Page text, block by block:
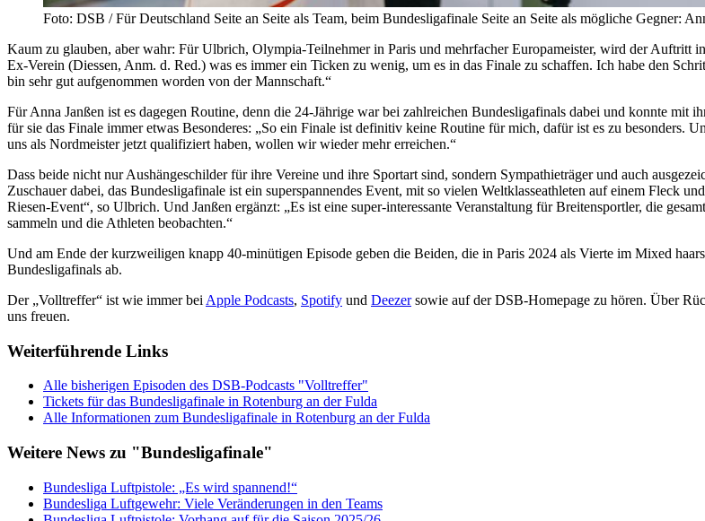
Foto: DSB / Für Deutschland Seite an Seite als Team, beim Bundesligafinale Seite an Seite als mögliche Gegner:
Kaum zu glauben, aber wahr: Für Ulbrich, Olympia-Teilnehmer in Paris und mehrfacher Europameister, wird der Auftritt
Ex-Verein (Diessen, Anm. d. Red.) was es immer ein Ticken zu wenig, um es in das Finale zu schaffen. Ich habe den
bin sehr gut aufgenommen worden von der Mannschaft.“
Für Anna Janßen ist es dagegen Routine, denn die 24-Jährige war bei zahlreichen Bundesligafinals dabei und konnte mit
für sie das Finale immer etwas Besonderes: „So ein Finale ist definitiv keine Routine für mich, dafür ist es zu besonders.
uns als Nordmeister jetzt qualifiziert haben, wollen wir wieder mehr erreichen.“
Dass beide nicht nur Aushängeschilder für ihre Vereine und ihre Sportart sind, sondern Sympathieträger und auch
Zuschauer dabei, das Bundesligafinale ist ein superspannendes Event, mit so vielen Weltklasseathleten auf einem Fleck
Riesen-Event“, so Ulbrich. Und Janßen ergänzt: „Es ist eine super-interessante Veranstaltung für Breitensportler, die
sammeln und die Athleten beobachten.“
Und am Ende der kurzweiligen knapp 40-minütigen Episode geben die Beiden, die in Paris 2024 als Vierte im Mixed
Bundesligafinals ab.
Der „Volltreffer“ ist wie immer bei Apple Podcasts, Spotify und Deezersowie auf der DSB-Homepage zu hören. Über
uns freuen.
Weiterführende Links
Alle bisherigen Episoden des DSB-Podcasts "Volltreffer"
Tickets für das Bundesligafinale in Rotenburg an der Fulda
Alle Informationen zum Bundesligafinale in Rotenburg an der Fulda
Weitere News zu "Bundesligafinale"
Bundesliga Luftpistole: „Es wird spannend!“
Bundesliga Luftgewehr: Viele Veränderungen in den Teams